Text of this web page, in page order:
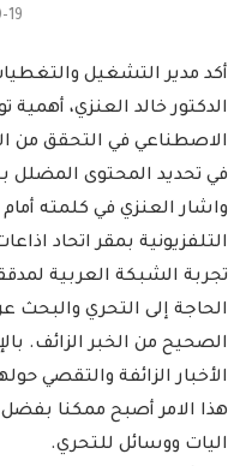
19
أكد مدير التشغيل
الدكتور خالد العنزي، أهمية
الاصطناعي في التحقق من
في تحديد المحتوى المضلل
واشار العنزي في كلمته أمام
التلفزيونية بمقر اتحاد
تجربة الشبكة العربية
الحاجة إلى التحري
الصحيح من الخبر الزائف.
الأخبار الزائفة والتقصي
هذا الامر أصبح ممكنا بفضل
اليات ووسائل للتحري.